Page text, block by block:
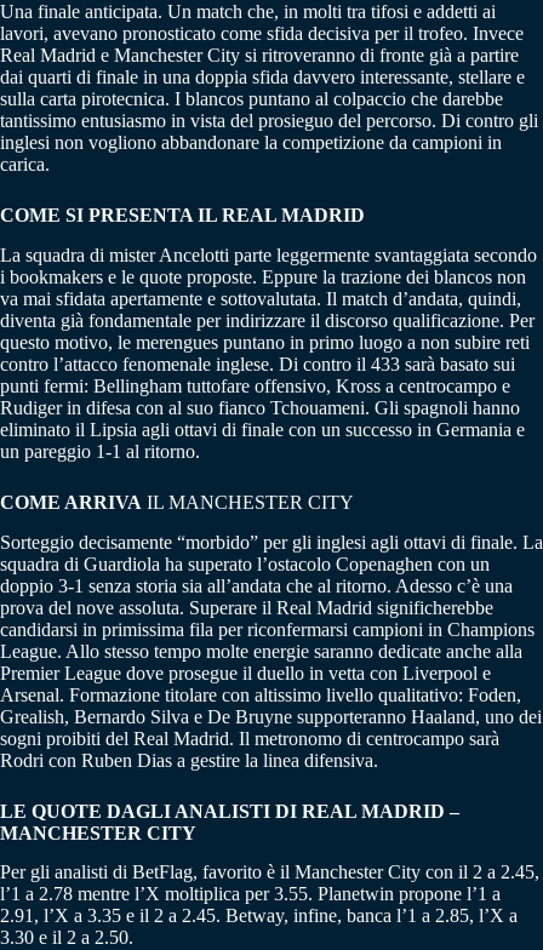
Una finale anticipata. Un match che, in molti tra tifosi e addetti ai
lavori, avevano pronosticato come sfida decisiva per il trofeo. Invece
Real Madrid e Manchester City si ritroveranno di fronte già a partire
dai quarti di finale in una doppia sfida davvero interessante, stellare e
sulla carta pirotecnica. I blancos puntano al colpaccio che darebbe
tantissimo entusiasmo in vista del prosieguo del percorso. Di contro gli
inglesi non vogliono abbandonare la competizione da campioni in
carica.
COME SI PRESENTA IL REAL MADRID
La squadra di mister Ancelotti parte leggermente svantaggiata secondo
i bookmakers e le quote proposte. Eppure la trazione dei blancos non
va mai sfidata apertamente e sottovalutata. Il match d’andata, quindi,
diventa già fondamentale per indirizzare il discorso qualificazione. Per
questo motivo, le merengues puntano in primo luogo a non subire reti
contro l’attacco fenomenale inglese. Di contro il 433 sarà basato sui
punti fermi: Bellingham tuttofare offensivo, Kross a centrocampo e
Rudiger in difesa con al suo fianco Tchouameni. Gli spagnoli hanno
eliminato il Lipsia agli ottavi di finale con un successo in Germania e
un pareggio 1-1 al ritorno.
COME ARRIVA IL MANCHESTER CITY
Sorteggio decisamente “morbido” per gli inglesi agli ottavi di finale. La
squadra di Guardiola ha superato l’ostacolo Copenaghen con un
doppio 3-1 senza storia sia all’andata che al ritorno. Adesso c’è una
prova del nove assoluta. Superare il Real Madrid significherebbe
candidarsi in primissima fila per riconfermarsi campioni in Champions
League. Allo stesso tempo molte energie saranno dedicate anche alla
Premier League dove prosegue il duello in vetta con Liverpool e
Arsenal. Formazione titolare con altissimo livello qualitativo: Foden,
Grealish, Bernardo Silva e De Bruyne supporteranno Haaland, uno dei
sogni proibiti del Real Madrid. Il metronomo di centrocampo sarà
Rodri con Ruben Dias a gestire la linea difensiva.
LE QUOTE DAGLI ANALISTI DI REAL MADRID –
MANCHESTER CITY
Per gli analisti di BetFlag, favorito è il Manchester City con il 2 a 2.45,
l’1 a 2.78 mentre l’X moltiplica per 3.55. Planetwin propone l’1 a
2.91, l’X a 3.35 e il 2 a 2.45. Betway, infine, banca l’1 a 2.85, l’X a
3.30 e il 2 a 2.50.